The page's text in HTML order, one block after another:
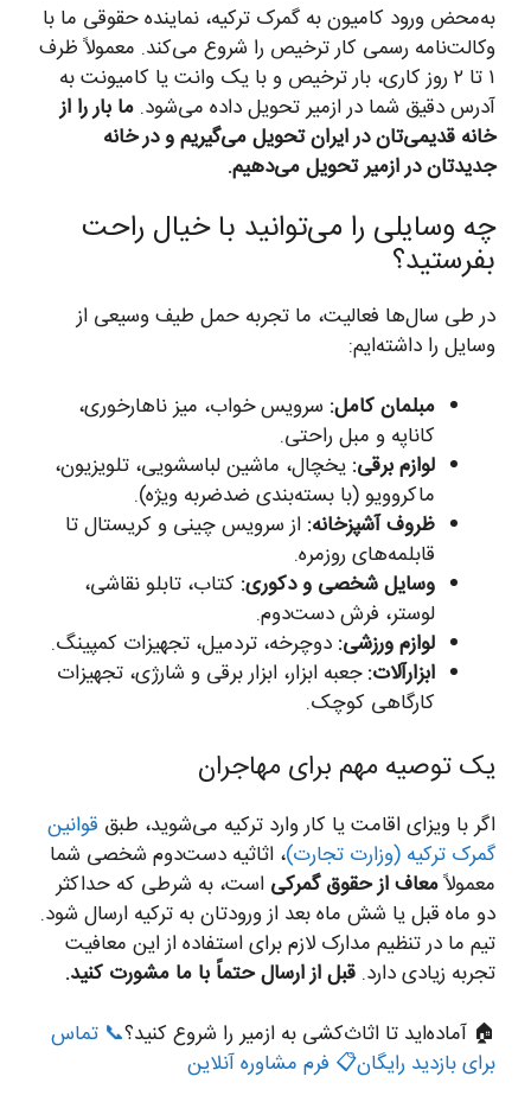
به‌محض ورود کامیون به گمرک ترکیه، نماینده حقوقی ما با
وکالت‌نامه رسمی کار ترخیص را شروع می‌کند. معمولاً ظرف
۱ تا ۲ روز کاری، بار ترخیص و با یک وانت یا کامیونت به
آدرس دقیق شما در ازمیر تحویل داده می‌شود. ما بار را از
خانه قدیمی‌تان در ایران تحویل می‌گیریم و در خانه
جدیدتان در ازمیر تحویل می‌دهیم.
چه وسایلی را می‌توانید با خیال راحت
بفرستید؟
در طی سال‌ها فعالیت، ما تجربه حمل طیف وسیعی از
وسایل را داشته‌ایم:
مبلمان کامل: سرویس خواب، میز ناهارخوری،
کاناپه و مبل راحتی.
لوازم برقی: یخچال، ماشین لباسشویی، تلویزیون،
ماکروویو (با بسته‌بندی ضدضربه ویژه).
ظروف آشپزخانه: از سرویس چینی و کریستال تا
قابلمه‌های روزمره.
وسایل شخصی و دکوری: کتاب، تابلو نقاشی،
لوستر، فرش دست‌دوم.
لوازم ورزشی: دوچرخه، تردمیل، تجهیزات کمپینگ.
ابزارآلات:جعبه ابزار، ابزار برقی و شارژی، تجهیزات
کارگاهی کوچک.
یک توصیه مهم برای مهاجران
اگر با ویزای اقامت یا کار وارد ترکیه می‌شوید، طبق قوانین
گمرک ترکیه (وزارت تجارت)، اثاثیه دست‌دوم شخصی شما
معمولاًمعاف از حقوق گمرکی است، به شرطی که حداکثر
دو ماه قبل یا شش ماه بعد از ورودتان به ترکیه ارسال شود.
تیم ما در تنظیم مدارک لازم برای استفاده از این معافیت
تجربه زیادی دارد. قبل از ارسال حتماً با ما مشورت کنید.
🏠 آماده‌اید تا اثاث‌کشی به ازمیر را شروع کنید؟📞 تماس
برای بازدید رایگان📋 فرم مشاوره آنلاین